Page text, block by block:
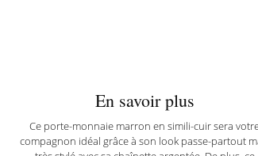
En savoir plus
Ce porte-monnaie marron en simili-cuir sera
compagnon idéal grâce à son look passe-partout